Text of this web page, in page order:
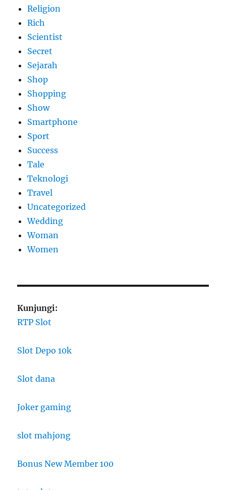
Religion
Rich
Scientist
Secret
Sejarah
Shop
Shopping
Show
Smartphone
Sport
Success
Tale
Teknologi
Travel
Uncategorized
Wedding
Woman
Women
Kunjungi:
RTP Slot
Slot Depo 10k
Slot dana
Joker gaming
slot mahjong
Bonus New Member 100